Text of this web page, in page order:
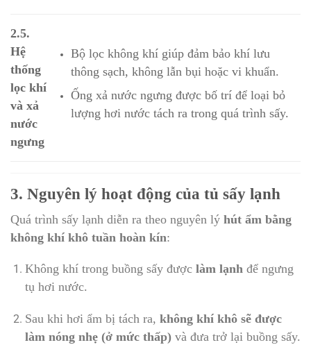
2.5.
Hệ
thống
lọc khí
và xả
nước
ngưng
Bộ lọc không khí giúp đảm bảo khí lưu
thông sạch, không lẫn bụi hoặc vi khuẩn.
Ống xả nước ngưng được bố trí để loại bỏ
lượng hơi nước tách ra trong quá trình sấy.
3. Nguyên lý hoạt động của tủ sấy lạnh
Quá trình sấy lạnh diễn ra theo nguyên lý hút ẩm bằng
không khí khô tuần hoàn kín:
Không khí trong buồng sấy được làm lạnhđể ngưng
tụ hơi nước.
Sau khi hơi ẩm bị tách ra, không khí khô sẽ được
làm nóng nhẹ (ở mức thấp)và đưa trở lại buồng sấy.